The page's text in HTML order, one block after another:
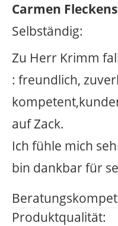
Carmen
Selbständig:
Zu Herr Krimm
: freundlich,
auf Zack.
Ich fühle mich
bin dankbar für
Produktqualität: